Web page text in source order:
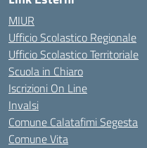
MIUR
Ufficio Scolastico Regionale
Ufficio Scolastico Territoriale
Scuola in Chiaro
Iscrizioni On Line
Invalsi
Comune Calatafimi Segesta
Comune Vita